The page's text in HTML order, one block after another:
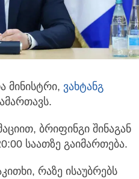
მინისტრი, ვახტანგ
ბრიფინგი შინაგან
საათზე გაიმართება.
რაზე ისაუბრებს